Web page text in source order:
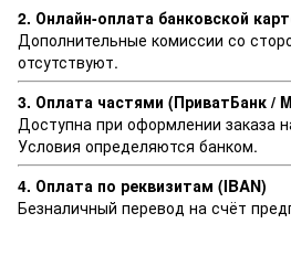
2. Онлайн-оплата банковской
Дополнительные комиссии со
отсутствуют.
3. Оплата частями (ПриватБанк /
Доступна при оформлении заказа
Условия определяются банком.
4. Оплата по реквизитам (IBAN)
Безналичный перевод на счёт